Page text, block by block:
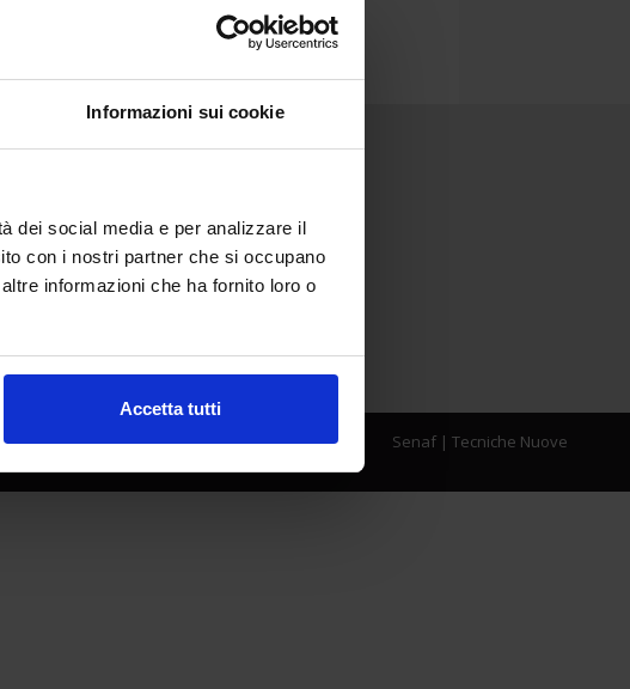
Informazioni sui cookie
dei social media e per analizzare il
con i nostri partner che si occupano
informazioni che ha fornito loro o
Accetta tutti
Senaf| Tecniche Nuove